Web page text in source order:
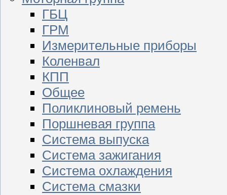
ГБЦ
ГРМ
Измерительные приборы
Коленвал
КПП
Общее
Поликлиновый ремень
Поршневая группа
Система выпуска
Система зажигания
Система охлаждения
Система смазки